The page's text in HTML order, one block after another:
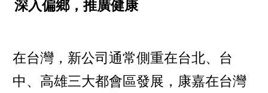
深入偏鄉，推廣健康
在台灣，新公司通常側重在台北、台
中、高雄三大都會區發展，康嘉在台灣